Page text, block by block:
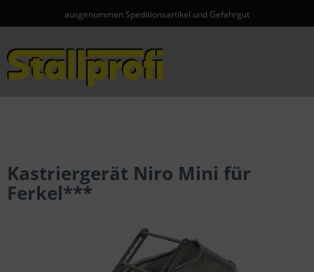
ausgenommen Speditionsartikel und Gefahrgut
Kastriergerät Niro Mini für
Ferkel***